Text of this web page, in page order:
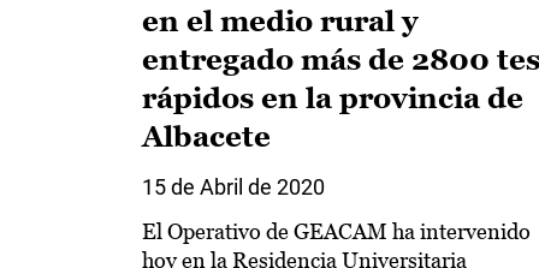
en el medio rural y
entregado más de 2800
rápidos en la provincia de
Albacete
15 de Abril de 2020
El Operativo de GEACAM ha intervenido
hoy en la Residencia Universitaria